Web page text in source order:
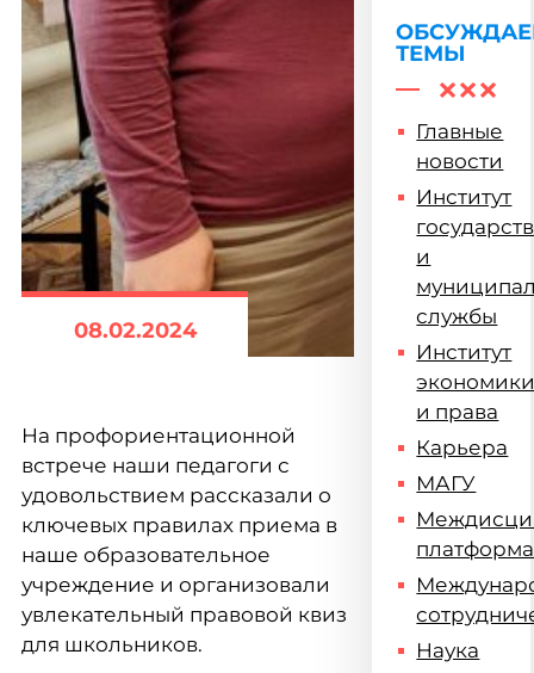
08.02.2024
На профориентационной
встрече наши педагоги с
удовольствием рассказали о
ключевых правилах приема в
наше образовательное
учреждение и организовали
увлекательный правовой квиз
для школьников.
ТЕМЫ
Главные
новости
Институт
и
службы
Институт
и права
Карьера
МАГУ
платформа
Наука